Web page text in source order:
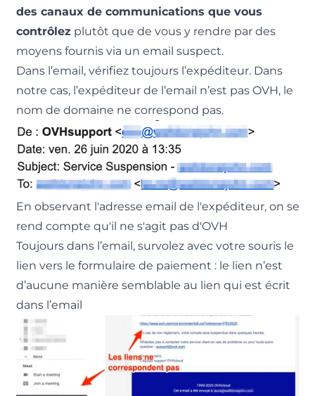
des canaux de communications que vous
contrôlezplutôt que de vous y rendre par des
moyens fournis via un email suspect.
Dans l’email, vérifiez toujours l’expéditeur. Dans
notre cas, l’expéditeur de l’email n’est pas OVH, le
nom de domaine ne correspond pas.
En observant l'adresse email de l'expéditeur, on se
rend compte qu'il ne s'agit pas d'OVH
Toujours dans l’email, survolez avec votre souris le
lien vers le formulaire de paiement : le lien n’est
d’aucune manière semblable au lien qui est écrit
dans l’email